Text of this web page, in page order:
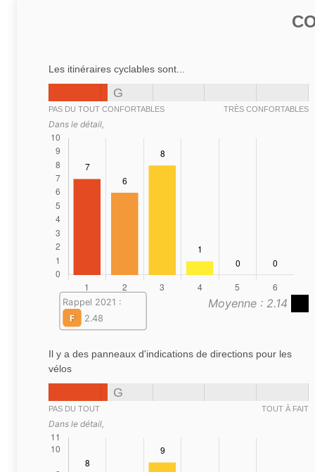
Les itinéraires cyclables sont...
G
PAS DU TOUT CONFORTABLES TRÈS CONFORTABLES
Dans le détail,
Moyenne : 2.14
Rappel 2021 :
F
2.48
Il y a des panneaux d'indications de directions pour les
vélos
G
PAS DU TOUT TOUT À FAIT
Dans le détail,